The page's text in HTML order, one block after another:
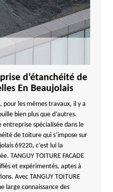
d’étanchéité de
En Beaujolais
pour les mêmes travaux, il y a
bien plus que d’autres.
entreprise spécialisée dans le
de toiture qui s’impose sur
69220, c’est lui la
TANGUY TOITURE FACADE
et expérimentés, aptes à
Avec TANGUY TOITURE
large connaissance des